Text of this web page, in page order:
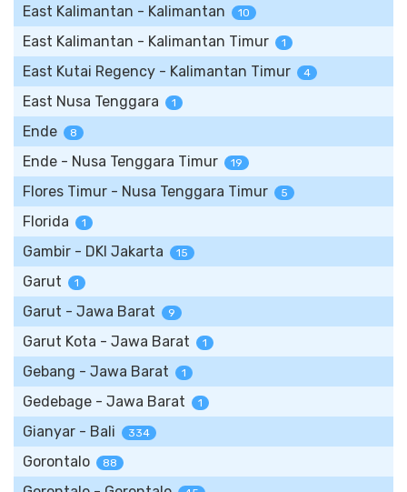
East Kalimantan - Kalimantan 10
East Kalimantan - Kalimantan Timur 1
East Kutai Regency - Kalimantan Timur 4
East Nusa Tenggara 1
Ende 8
Ende - Nusa Tenggara Timur 19
Flores Timur - Nusa Tenggara Timur 5
Florida 1
Gambir - DKI Jakarta 15
Garut 1
Garut - Jawa Barat 9
Garut Kota - Jawa Barat 1
Gebang - Jawa Barat 1
Gedebage - Jawa Barat 1
Gianyar - Bali 334
Gorontalo 88